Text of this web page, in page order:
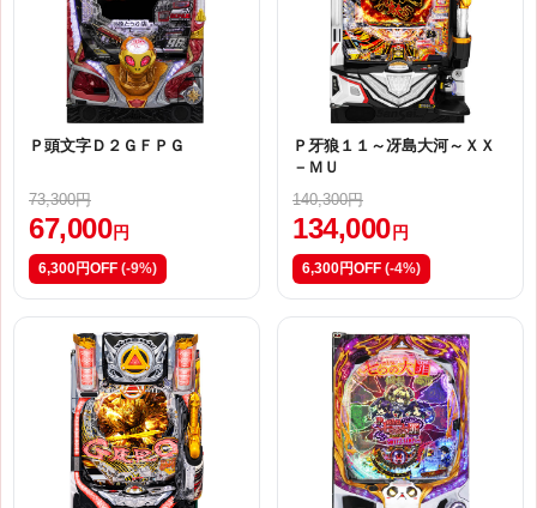
Ｐ頭文字Ｄ２ＧＦＰＧ
73,300円
67,000 円
6,300円OFF (-9%)
Ｐ牙狼１１～冴島大河～ＸＸ
－ＭＵ
140,300円
134,000 円
6,300円OFF (-4%)